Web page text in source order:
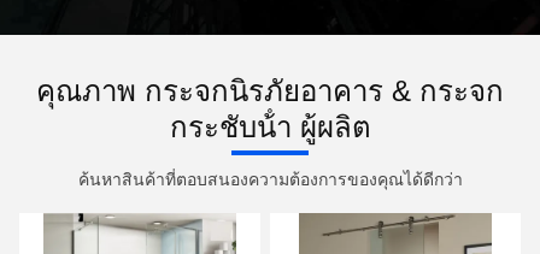
คุณภาพ กระจกนิรภัยอาคาร & กระจก
กระชับน้ํา ผู้ผลิต
ค้นหาสินค้าที่ตอบสนองความต้องการของคุณได้ดีกว่า